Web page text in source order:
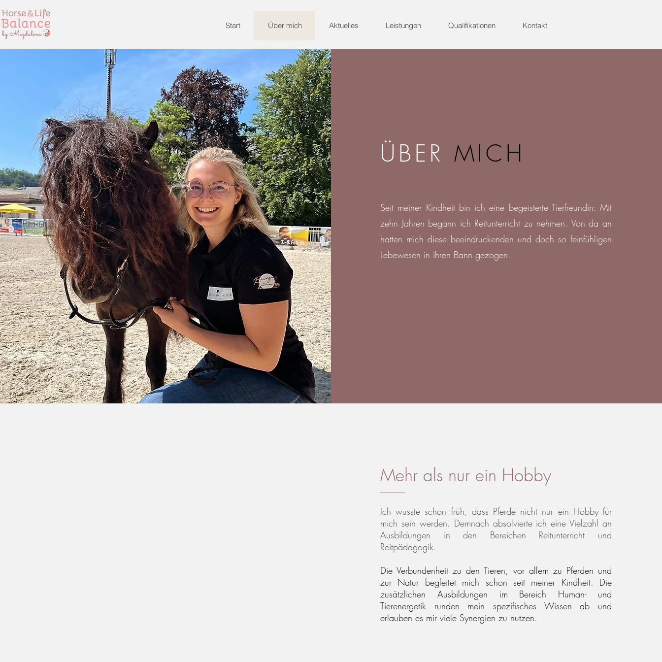
Start Über mich Aktuelles Leistungen Qualifikationen Kontakt
ÜBER MICH
Seit meiner Kindheit bin ich eine begeisterte Tierfreundin: Mit
zehn Jahren begann ich Reitunterricht zu nehmen. Von da an
hatten mich diese beeindruckenden und doch so feinfühligen
Lebewesen in ihren Bann gezogen.
Mehr als nur ein Hobby
Ich wusste schon früh, dass Pferde nicht nur ein Hobby für
mich sein werden. Demnach absolvierte ich eine Vielzahl an
Ausbildungen in den Bereichen Reitunterricht und
Reitpädagogik.
Die Verbundenheit zu den Tieren, vor allem zu Pferden und
zur Natur begleitet mich schon seit meiner Kindheit. Die
zusätzlichen Ausbildungen im Bereich Human- und
Tierenergetik runden mein spezifisches Wissen ab und
erlauben es mir viele Synergien zu nutzen.